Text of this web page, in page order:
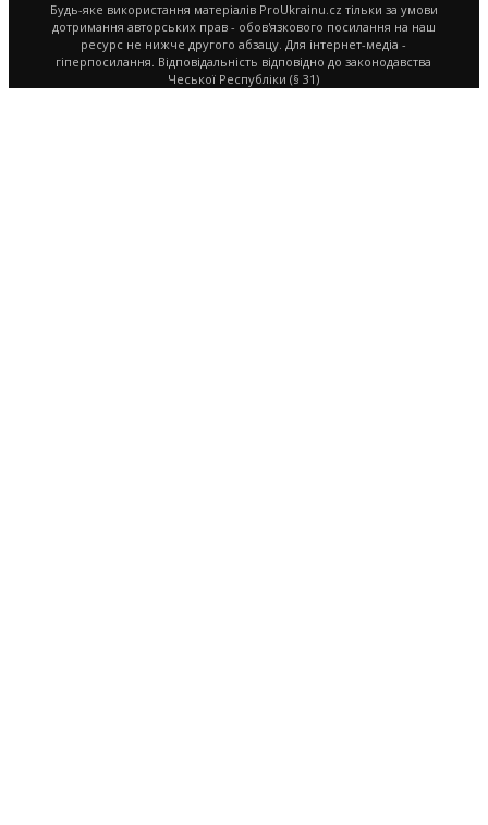
Будь-яке використання матеріалів ProUkrainu.cz тільки за умови
дотримання авторських прав - обов'язкового посилання на наш
ресурс не нижче другого абзацу. Для інтернет-медіа -
гіперпосилання. Відповідальність відповідно до законодавства
Чеської Республіки (§ 31)